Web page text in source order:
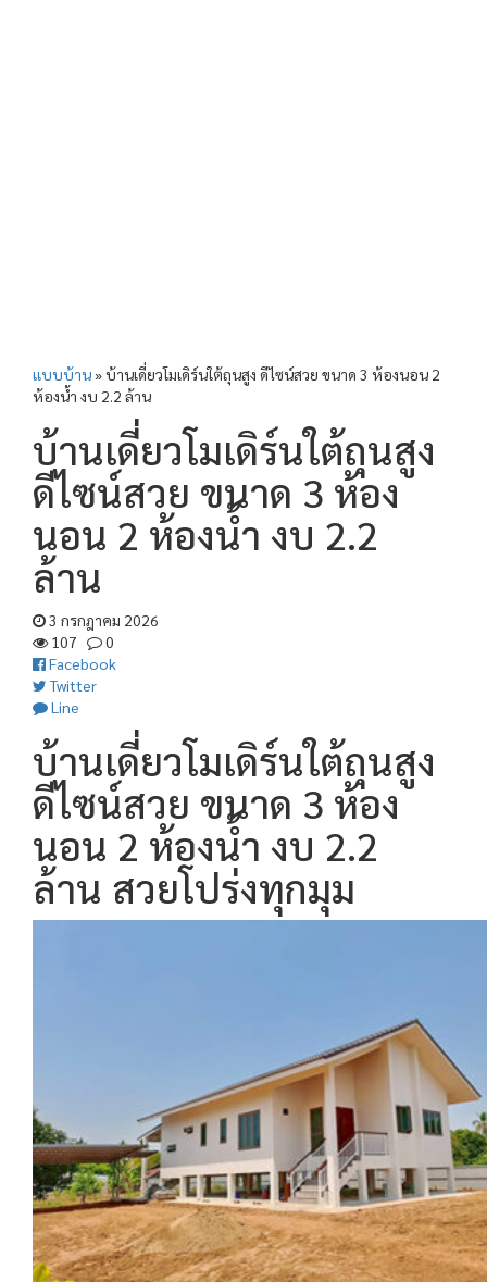
แบบบ้าน»บ้านเดี่ยวโมเดิร์นใต้ถุนสูง ดีไซน์สวย ขนาด 3 ห้องนอน 2
ห้องน้ำ งบ 2.2 ล้าน
บ้านเดี่ยวโมเดิร์นใต้ถุนสูง
ดีไซน์สวย ขนาด 3 ห้อง
นอน 2 ห้องน้ำ งบ 2.2
ล้าน
3 กรกฎาคม 2026
107
0
Facebook
Twitter
Line
บ้านเดี่ยวโมเดิร์นใต้ถุนสูง
ดีไซน์สวย ขนาด 3 ห้อง
นอน 2 ห้องน้ำ งบ 2.2
ล้าน สวยโปร่งทุกมุม